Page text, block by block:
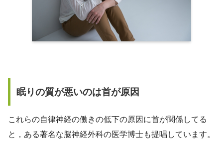
眠りの質が悪いのは首が原因
これらの自律神経の働きの低下の原因に首が関係してる
と，ある著名な脳神経外科の医学博士も提唱しています。